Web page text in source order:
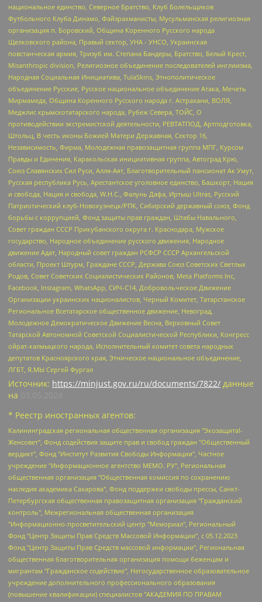
национальное единство, Северное Братство, Клуб Болельщиков
Футбольного Клуба Динамо, Файзрахманисты, Мусульманская религиозная
организация п. Боровский, Община Коренного Русского народа
Щелковского района, Правый сектор, УНА - УНСО, Украинская
повстанческая армия, Тризуб им. Степана Бандеры, Братство, Белый Крест,
Misanthropic division, Религиозное объединение последователей инглиизма,
Народная Социальная Инициатива, TulaSkins, Этнополитическое
объединение Русские, Русское национальное объединение Атака, Мечеть
Мирмамеда, Община Коренного Русского народа г. Астрахани, ВОЛЯ,
Меджлис крымскотатарского народа, Рубеж Севера, ТОЙС, О
противодействии экстремистской деятельности, РЕВТАТПОД, Артподготовка,
Штольц, В честь иконы Божией Матери Державная, Сектор 16,
Независимость, Фирма, Молодежная правозащитная группа МПГ, Курсом
Правды и Единения, Каракольская инициативная группа, Автоград Крю,
Союз Славянских Сил Руси, Алля-Аят, Благотворительный пансионат Ак Умут,
Русская республика Русь, Арестантское уголовное единство, Башкорт, Нация
и свобода, Нация и свобода, W.H.С., Фалунь Дафа, Иртыш Ultras, Русский
Патриотический клуб-Новокузнецк/РПК, Сибирский державный союз, Фонд
борьбы с коррупцией, Фонд защиты прав граждан, Штабы Навального,
Совет граждан СССР Прикубанского округа г. Краснодара, Мужское
государство, Народное объединение русского движения, Народное
движение Адат, Народный совет граждан РСФСР СССР Архангельской
области, Проект Штурм, Граждане СССР, Держава Союз Советских Светлых
Родов, Совет Советских Социалистических Районов, Meta Platforms Inc,
Facebook, Instagram, WhatsApp, СИЧ-С14, Добровольческое Движение
Организации украинских националистов, Черный Комитет, Татарстанское
Региональное Всетатарское общественное движение, Невоград,
Молодежное Демократическое Движение Весна, Верховный Совет
Татарской Автономной Советской Социалистической Республики, Конгресс
ойрат-калмыцкого народа, Исполнительный комитет совета народных
депутатов Красноярского края, Этническое национальное объединение,
ЛГБТ, Я.МЫ Сергей Фургал
Источник: https://minjust.gov.ru/ru/documents/7822/ данные
на
* Реестр иностранных агентов:
Калининградская региональная общественная организация "Экозащита!-Женсовет", Фонд содействия защите прав и свобод граждан "Общественный вердикт", Фонд "Институт Развития Свободы Информации", Частное учреждение "Информационное агентство МЕМО. РУ", Региональная общественная организация "Общественная комиссия по сохранению наследия академика Сахарова", Фонд поддержки свободы прессы, Санкт-Петербургская общественная правозащитная организация "Гражданский контроль", Межрегиональная общественная организация "Информационно-просветительский центр "Мемориал", Региональный Фонд "Центр Защиты Прав Средств Массовой Информации", с 05.12.2023 Фонд "Центр Защиты Прав Средств массовой информации", Региональная общественная благотворительная организация помощи беженцам и мигрантам "Гражданское содействие", Негосударственное образовательное учреждение дополнительного профессионального образования (повышение квалификации) специалистов "АКАДЕМИЯ ПО ПРАВАМ ЧЕЛОВЕКА", Свердловская региональная общественная организация "Сутяжник", Автономная некоммерческая организация "Центр независимых социологических исследований", Союз общественных объединений "Российский исследовательский центр по правам человека", Региональное общественное учреждение научно-информационный центр "МЕМОРИАЛ", Некоммерческая организация "Фонд защиты гласности", Автономная некоммерческая организация "Институт прав человека", Городская общественная организация "Екатеринбургское общество "МЕМОРИАЛ", Городская общественная организация "Рязанское историко-просветительское и правозащитное общество "Мемориал" (Рязанский Мемориал), Челябинский региональный орган общественной самодеятельности – женское общественное объединение "Женщины Евразии", Челябинский региональный орган общественной самодеятельности "Уральская правозащитная группа", Фонд содействия защите здоровья и социальной справедливости имени Андрея Рылькова, Автономная Некоммерческая Организация "Аналитический Центр Юрия Левады", Автономная некоммерческая организация социальной поддержки населения "Проект Апрель", Региональная общественная организация помощи женщинам и детям, находящимся в кризисной ситуации "Информационно-методический центр "Анна", Фонд содействия развитию массовых коммуникаций и правовому просвещению "Так-так-Так", Фонд содействия устойчивому развитию "Серебряная тайга", Свердловский региональный общественный фонд социальных проектов "Новое время", "Idel.Реалии", Кавказ.Реалии, Крым.Реалии, Телеканал Настоящее Время, Татаро-башкирская служба Радио Свобода (Azatliq Radiosi), Радио Свободная Европа/Радио Свобода (PCE/PC), "Сибирь.Реалии", "Фактограф", Благотворительный фонд помощи осужденным и их семьям, Автономная некоммерческая организация "Институт глобализации и социальных движений", Фонд "В защиту прав заключенных", Частное учреждение "Центр поддержки и содействия развитию средств массовой информации", Пензенский региональный общественный благотворительный фонд "Гражданский союз", "Север.Реалии", Некоммерческая организация Фонд "Правовая инициатива", Общество с ограниченной ответственностью "Радио Свободная Европа/Радио Свобода", Чешское информационное агентство "MEDIUM-ORIENT", Красноярская региональная общественная организация "Мы против СПИДа", Камалягин Денис Николаевич, Маркелов Сергей Евгеньевич, Пономарев Лев Александрович, Савицкая Людмила Алексеевна, Автономная некоммерческая организация "Центр по работе с проблемой насилия "НАСИЛИЮ.НЕТ", Межрегиональный профессиональный союз работников здравоохранения "Альянс врачей", Юридическое лицо, зарегистрированное в Латвийской Республике, SIA "Medusa Project" (регистрационный номер 40103797863, дата регистрации 10.06.2014), Некоммерческая организация "Фонд по борьбе с коррупцией", Автономная некоммерческая организация "Институт права и публичной политики", Баданин Роман Сергеевич, Гликин Максим Александрович, Железнова Мария Михайловна, Лукьянова Юлия Сергеевна, Маетная Елизавета Витальевна, Маняхин Петр Борисович, Чуракова Ольга Владимировна, Ярош Юлия Петровна, Юридическое лицо "The Insider SIA", зарегистрированное в Риге, Латвийская Республика (дата регистрации 26.06.2015), являющееся администратором доменного имени интернет-издания "The Insider SIA", https://theins.ru, Постернак Алексей Евгеньевич, Рубин Михаил Аркадьевич, Анин Роман Александрович, Юридическое лицо Istories fonds, зарегистрированное в Латвийской Республике (регистрационный номер 50008295751, дата регистрации 24.02.2020), Великовский Дмитрий Александрович, Долинина Ирина Николаевна, Мароховская Алеся Алексеевна, Шлейнов Роман Юрьевич, Шмагун Олеся Валентиновна, Общество с ограниченной ответственностью "Альтаир 2021", Общество с ограниченной ответственностью "Вега 2021", Общество с ограниченной ответственностью "Главный редактор 2021", Общество с ограниченной ответственностью "Ромашки монолит", Важенков Артем Валерьевич, Ивановская областная общественная организация "Центр гендерных исследований", Гурман Юрий Альбертович, Медиапроект "ОВД-Инфо", Егоров Владимир Владимирович, Жилинский Владимир Александрович, Общество с ограниченной ответственностью "ЗП", Иванова София Юрьевна, Карезина Инна Павловна, Кильтау Екатерина Викторовна, Петров Алексей Викторович, Пискунов Сергей Евгеньевич, Смирнов Сергей Сергеевич, Тихонов Михаил Сергеевич, Общество с ограниченной ответственностью "ЖУРНАЛИСТ-ИНОСТРАННЫЙ АГЕНТ", Арапова Галина Юрьевна, Вольтская Татьяна Анатольевна, Американская компания "Mason G.E.S. Anonymous Foundation" (США), являющаяся владельцем интернет-издания https://mnews.world/, Компания "Stichting Bellingcat", зарегистрированная в Нидерландах (дата регистрации 11.07.2018), Захаров Андрей Вячеславович, Клепиковская Екатерина Дмитриевна, Общество с ограниченной ответственностью "МЕМО", Перл Роман Александрович, Симонов Евгений Алексеевич, Соловьева Елена Анатольевна, Сотников Даниил Владимирович, Сурначева Елизавета Дмитриевна, Автономная некоммерческая организация по защите прав человека и информированию населения "Якутия – Наше Мнение", Общество с ограниченной ответственностью "Москоу диджитал медиа", с 26.01.2023 Общество с ограниченной ответственностью "Чайка Белые сады", Ветошкина Валерия Валерьевна, Заговора Максим Александрович, Межрегиональное общественное движение "Российская ЛГБТ - сеть", Оленичев Максим Владимирович, Павлов Иван Юрьевич, Скворцова Елена Сергеевна, Общество с ограниченной ответственностью "Как бы инагент", Кочетков Игорь Викторович, Общество с ограниченной ответственностью "Честные выборы", Еланчик Олег Александрович, Общество с ограниченной ответственностью "Нобелевский призыв", Гималова Регина Эмилевна, Григорьев Андрей Валерьевич, Григорьева Алина Александровна, Ассоциация по содействию защите прав призывников, альтернативнослужащих и военнослужащих "Правозащитная группа "Гражданин.Армия.Право", Хисамова Регина Фаритовна, Автономная некоммерческая организация по реализации социально-правовых программ "Лилит", Дальневосточное общественное движение "Маяк", Санкт-Петербургская ЛГБТ-инициативная группа "Выход", Инициативная группа ЛГБТ+ "Реверс", Алексеев Андрей Викторович, Бекбулатова Таисия Львовна, Беляев Иван Михайлович, Владыкина Елена Сергеевна, Гельман Марат Александрович, Никульшина Вероника Юрьевна, Толоконникова Надежда Андреевна, Шендерович Виктор Анатольевич, Общество с ограниченной ответственностью "Данное сообщение", Общество с ограниченной ответственностью Издательский дом "Новая глава", Айнбиндер Александра Александровна, Московский комьюнити-центр для ЛГБТ+инициатив, Благотворительный фонд развития филантропии, Deutsche Welle (Германия, Kurt-Schumacher-Strasse 3, 53113 Bonn), Борзунова Мария Михайловна, Воробьев Виктор Викторович, Голубева Анна Львовна, Константинова Алла Михайловна, Малкова Ирина Владимировна, Мурадов Мурад Абдулгалимович, Осетинская Елизавета Николаевна, Понасенков Евгений Николаевич, Ганапольский Матвей Юрьевич, Киселев Евгений Алексеевич, Борухович Ирина Григорьевна, Дремин Иван Тимофеевич, Дубровский Дмитрий Викторович, Красноярская региональная общественная организация поддержки и развития альтернативных образовательных технологий и межкультурных коммуникаций "ИНТЕРРА", Маяковская Екатерина Алексеевна, Фейгин Марк Захарович, Филимонов Андрей Викторович, Дзугкоева Регина Николаевна, Доброхотов Роман Александрович, Дудь Юрий Александрович, Елкин Сергей Владимирович, Кругликов Кирилл Игоревич, Сабунаева Мария Леонидовна, Семенов Алексей Владимирович, Шаинян Карен Багратович, Шульман Екатерина Михайловна, Асафьев Артур Валерьевич, Вахштайн Виктор Семенович, Венедиктов Алексей Алексеевич, Лушникова Екатерина Евгеньевна, Волков Леонид Михайлович, Невзоров Александр Глебович, Пархоменко Сергей Борисович, Сироткин Ярослав Николаевич, Кара-Мурза Владимир Владимирович, Баранова Наталья Владимировна, Гозман Леонид Яковлевич, Кагарлицкий Борис Юльевич, Климарев Михаил Валерьевич, Милов Владимир Станиславович, Автономная некоммерческая организация Краснодарский центр современного искусства "Типография", Моргенштерн Алишер Тагирович, Соболь Любовь Эдуардовна, Общество с ограниченной ответственностью "ЛИЗА НОРМ", Каспаров Гарри Кимович, Ходорковский Михаил Борисович, Общество с ограниченной ответственностью "Апрельские тезисы", Данилович Ирина Брониславовна, Кашин Олег Владимирович, Петров Николай Владимирович, Пивоваров Алексей Владимирович, Соколов Михаил Владимирович, Цветкова Юлия Владимировна, Чичваркин Евгений Александрович, Комитет против пыток/Команда против пыток, Общество с ограниченной ответственностью "Первый научный", Общество с ограниченной ответственностью "Вертолет и ко", Белоцерковская Вероника Борисовна, Кац Максим Евгеньевич, Лазарева Татьяна Юрьевна, Шаведдинов Руслан Табризович, Яшин Илья Валерьевич, Общество с ограниченной ответственностью "Иноагент ААВ", Алешковский Дмитрий Петрович, Альбац Евгения Марковна, Быков Дмитрий Львович, Галямина Юлия Евгеньевна, Лойко Сергей Леонидович, Мартынов Кирилл Константинович, Медведев Сергей Александрович, Крашенинников Федор Геннадиевич, Гордеева Катерина Вл